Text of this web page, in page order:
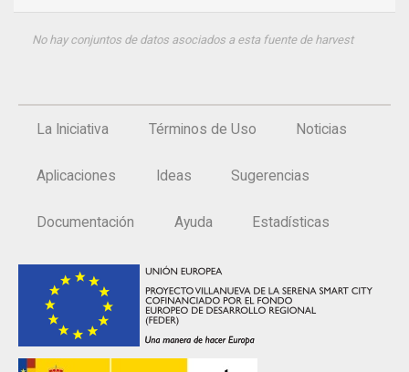
No hay conjuntos de datos asociados a esta fuente de harvest
La Iniciativa Términos de Uso Noticias
Aplicaciones Ideas Sugerencias
Documentación Ayuda Estadísticas